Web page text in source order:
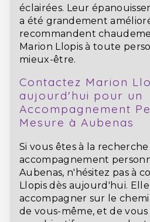
éclairées. Leur
a été grandement
recommandent
Marion Llopis à toute
mieux-être.
Contactez Marion
aujourd'hui pour un
Accompagnement
Mesure à Aubenas
Si vous êtes à la
accompagnement
Aubenas, n'hésitez pas à
Llopis dès aujourd'hui.
accompagner sur le
de vous-même, et de